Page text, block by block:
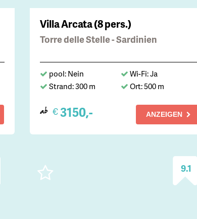
Villa Arcata (8 pers.)
Torre delle Stelle - Sardinien
pool: Nein
Wi-Fi: Ja
Strand: 300 m
Ort: 500 m
ab €3150,- ANZEIGEN
9.1